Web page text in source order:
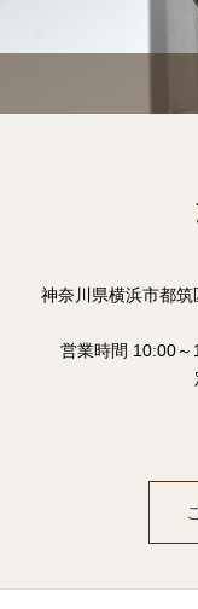
神奈川県横浜市都
営業時間 10:00